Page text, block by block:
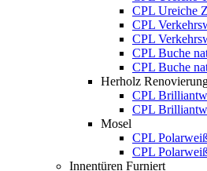
CPL Ureiche
CPL
CPL
CPL Buche
CPL Buche
Herholz
CPL
CPL
Mosel
CPL
CPL
Innentüren Furniert